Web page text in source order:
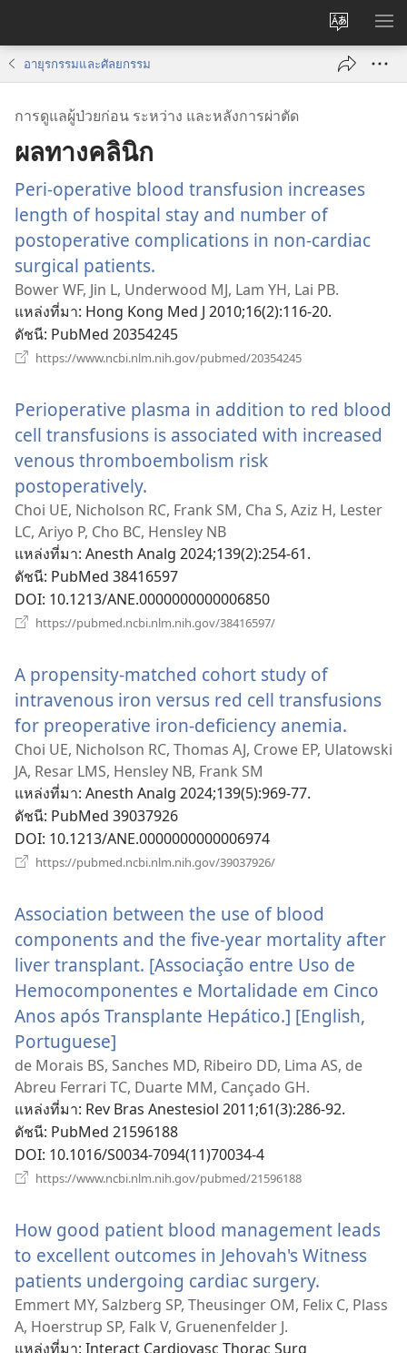
เปลี่ยน
ภาษา
แส
อายุรกรรมและศัลยกรรม
การดูแลผู้ป่วยก่อน ระหว่าง และหลังการผ่าตัด
ผลทางคลินิก
Peri-operative blood transfusion increases
length of hospital stay and number of
postoperative complications in non-cardiac
surgical patients.
หน้าต่าง
ใหม่)
Bower WF, Jin L, Underwood MJ, Lam YH, Lai PB.
แหล่งที่มา‎: Hong Kong Med J 2010;16(2):116-20.
ดัชนี‎: PubMed 20354245
https://www.ncbi.nlm.nih.gov/pubmed/20354245
Perioperative plasma in addition to red blood
cell transfusions is associated with increased
venous thromboembolism risk
postoperatively.
หน้าต่าง
ใหม่)
Choi UE, Nicholson RC, Frank SM, Cha S, Aziz H, Lester
LC, Ariyo P, Cho BC, Hensley NB
แหล่งที่มา‎: Anesth Analg 2024;139(2):254-61.
ดัชนี‎: PubMed 38416597
DOI‎: 10.1213/ANE.0000000000006850
https://pubmed.ncbi.nlm.nih.gov/38416597/
A propensity-matched cohort study of
intravenous iron versus red cell transfusions
for preoperative iron-deficiency anemia.
หน้าต่า
Choi UE, Nicholson RC, Thomas AJ, Crowe EP, Ulatowski
JA, Resar LMS, Hensley NB, Frank SM
แหล่งที่มา‎: Anesth Analg 2024;139(5):969-77.
ดัชนี‎: PubMed 39037926
DOI‎: 10.1213/ANE.0000000000006974
https://pubmed.ncbi.nlm.nih.gov/39037926/
Association between the use of blood
components and the five-year mortality after
liver transplant. [Associação entre Uso de
Hemocomponentes e Mortalidade em Cinco
Anos após Transplante Hepático.] [English,
Portuguese]
หน้าต่าง
ใหม่)
de Morais BS, Sanches MD, Ribeiro DD, Lima AS, de
Abreu Ferrari TC, Duarte MM, Cançado GH.
แหล่งที่มา‎: Rev Bras Anestesiol 2011;61(3):286-92.
ดัชนี‎: PubMed 21596188
DOI‎: 10.1016/S0034-7094(11)70034-4
https://www.ncbi.nlm.nih.gov/pubmed/21596188
How good patient blood management leads
to excellent outcomes in Jehovah's Witness
patients undergoing cardiac surgery.
หน้าต่าง
Emmert MY, Salzberg SP, Theusinger OM, Felix C, Plass
A, Hoerstrup SP, Falk V, Gruenenfelder J.
แหล่งที่มา‎: Interact Cardiovasc Thorac Surg